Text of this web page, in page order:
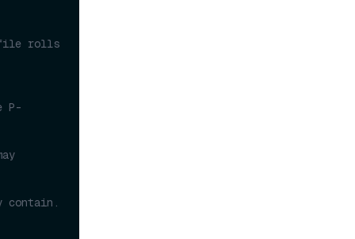
file rolls
P-
contain.